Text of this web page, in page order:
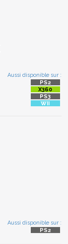
Aussi disponible sur :
Aussi disponible sur :